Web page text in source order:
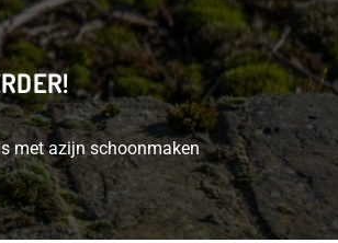
met azijn schoonmaken